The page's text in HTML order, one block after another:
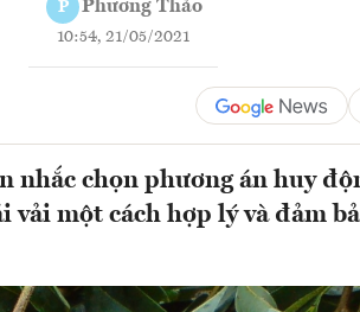
P Phương Thảo
10:54, 21/05/2021
nhắc chọn phương án huy
một cách hợp lý và đảm